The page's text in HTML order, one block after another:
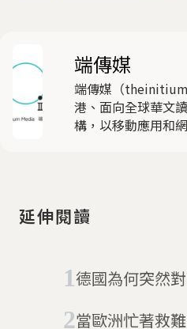
端傳媒
端傳媒（
港、面向全球華文
構，以移動應用和
https://
延伸閱讀
德國為何突然
當歐洲忙著救